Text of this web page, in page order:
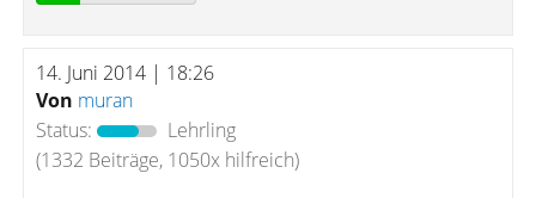
14. Juni 2014 | 18:26
Von muran
Status:
Lehrling
(1332 Beiträge, 1050x hilfreich)